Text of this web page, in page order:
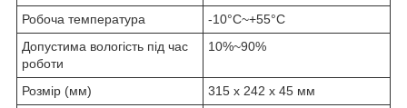
Робоча температура
-10°C~+55°C
Допустима вологість під час
роботи
10%~90%
Розмір (мм) 315 x 242 x 45 мм